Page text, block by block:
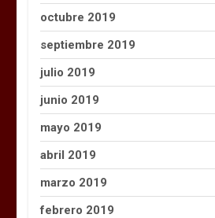
octubre 2019
septiembre 2019
julio 2019
junio 2019
mayo 2019
abril 2019
marzo 2019
febrero 2019